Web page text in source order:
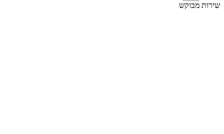
שירות מבוקש